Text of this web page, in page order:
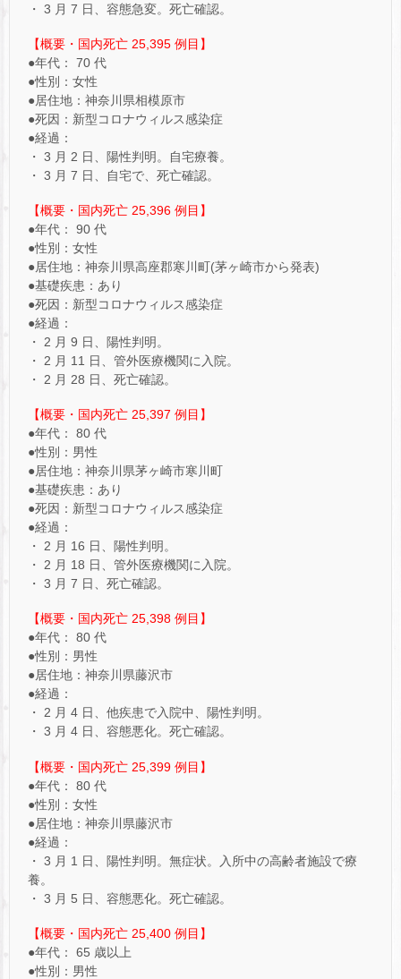
・ 3 月 7 日、容態急変。死亡確認。
【概要・国内死亡 25,395 例目】
●年代： 70 代
●性別：女性
●居住地：神奈川県相模原市
●死因：新型コロナウィルス感染症
●経過：
・ 3 月 2 日、陽性判明。自宅療養。
・ 3 月 7 日、自宅で、死亡確認。
【概要・国内死亡 25,396 例目】
●年代： 90 代
●性別：女性
●居住地：神奈川県高座郡寒川町(茅ヶ崎市から発表)
●基礎疾患：あり
●死因：新型コロナウィルス感染症
●経過：
・ 2 月 9 日、陽性判明。
・ 2 月 11 日、管外医療機関に入院。
・ 2 月 28 日、死亡確認。
【概要・国内死亡 25,397 例目】
●年代： 80 代
●性別：男性
●居住地：神奈川県茅ヶ崎市寒川町
●基礎疾患：あり
●死因：新型コロナウィルス感染症
●経過：
・ 2 月 16 日、陽性判明。
・ 2 月 18 日、管外医療機関に入院。
・ 3 月 7 日、死亡確認。
【概要・国内死亡 25,398 例目】
●年代： 80 代
●性別：男性
●居住地：神奈川県藤沢市
●経過：
・ 2 月 4 日、他疾患で入院中、陽性判明。
・ 3 月 4 日、容態悪化。死亡確認。
【概要・国内死亡 25,399 例目】
●年代： 80 代
●性別：女性
●居住地：神奈川県藤沢市
●経過：
・ 3 月 1 日、陽性判明。無症状。入所中の高齢者施設で療
養。
・ 3 月 5 日、容態悪化。死亡確認。
【概要・国内死亡 25,400 例目】
●年代： 65 歳以上
●性別：男性